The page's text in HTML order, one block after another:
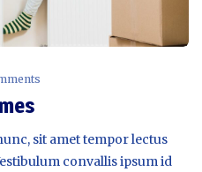
sit amet tempor lectus
convallis ipsum id